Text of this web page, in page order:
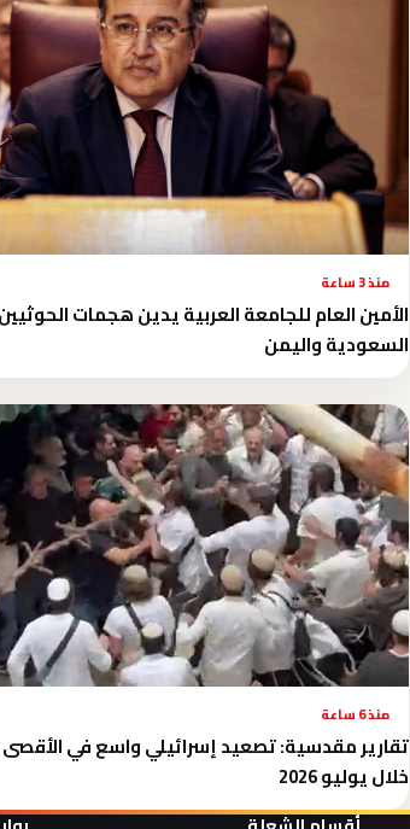
منذ 3 ساعة
الأمين العام للجامعة العربية يدين هجمات
السعودية واليمن
منذ 6 ساعة
تقارير مقدسية: تصعيد إسرائيلي واسع في
خلال يوليو 2026